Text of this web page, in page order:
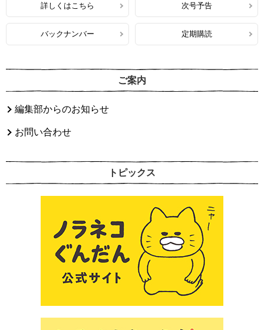
詳しくはこちら 次号予告
バックナンバー 定期購読
ご案内
編集部からのお知らせ
お問い合わせ
トピックス